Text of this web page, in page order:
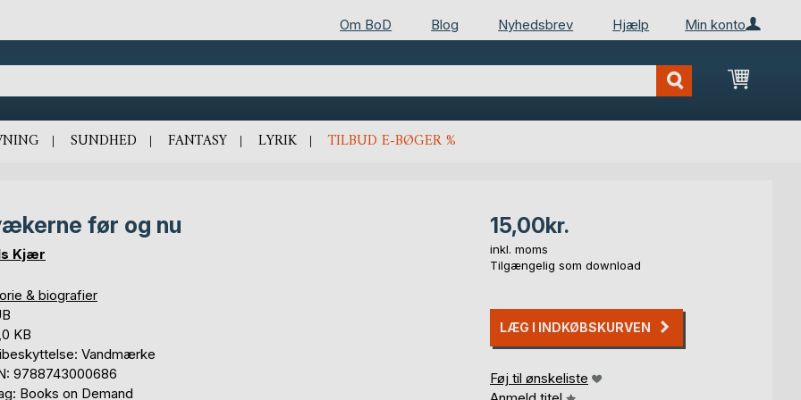
Min konto
Om BoD Blog Nyhedsbrev Hjælp
Min
SUNDHED FANTASY LYRIK TILBUD E-BØGER %
før og nu
Kjær
& biografier
KB
Vandmærke
9788743000686
Books on Demand
15,00kr.
inkl. moms
Tilgængelig som download
LÆG I INDKØBSKURVEN
Føj til ønskeliste